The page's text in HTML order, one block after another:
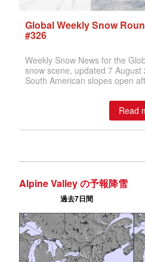
Alpine Valley の予報降雪
過去7日間